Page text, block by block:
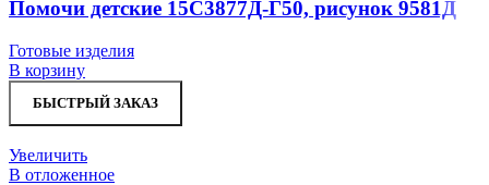
Помочи детские 15С3877Д-Г50, рисунок 9581Д
Готовые изделия
В корзину
БЫСТРЫЙ ЗАКАЗ
Увеличить
В отложенное